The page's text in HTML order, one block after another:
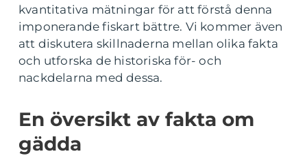
kvantitativa mätningar för att förstå denna
imponerande fiskart bättre. Vi kommer även
att diskutera skillnaderna mellan olika fakta
och utforska de historiska för- och
nackdelarna med dessa.
En översikt av fakta om
gädda